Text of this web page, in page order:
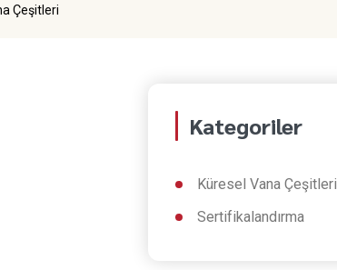
Çeşitleri
Kategoriler
Küresel Vana Çeşitleri
Sertifikalandırma